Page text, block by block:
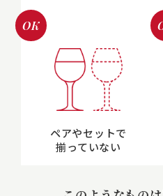
OK
ペアやセットで
揃っていない